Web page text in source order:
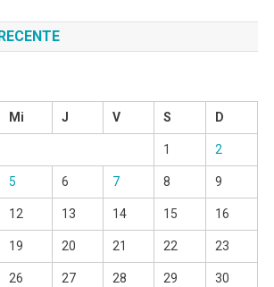
Mi J V S D
1 2
5 6 7 8 9
12 13 14 15 16
19 20 21 22 23
26 27 28 29 30